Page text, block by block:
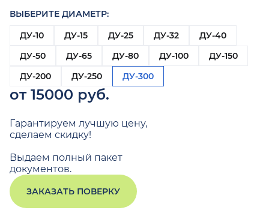
ВЫБЕРИТЕ ДИАМЕТР:
ДУ-10
ДУ-15 ДУ-25 ДУ-32
ДУ-40
ДУ-50
ДУ-65 ДУ-80 ДУ-100
ДУ-150
ДУ-200
ДУ-250 ДУ-300
от 15000 руб.
Гарантируем лучшую цену,
сделаем скидку!
Выдаем полный пакет
документов.
ЗАКАЗАТЬ ПОВЕРКУ